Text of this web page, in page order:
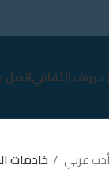
الثقافياتصل
أدب عربي خادمات